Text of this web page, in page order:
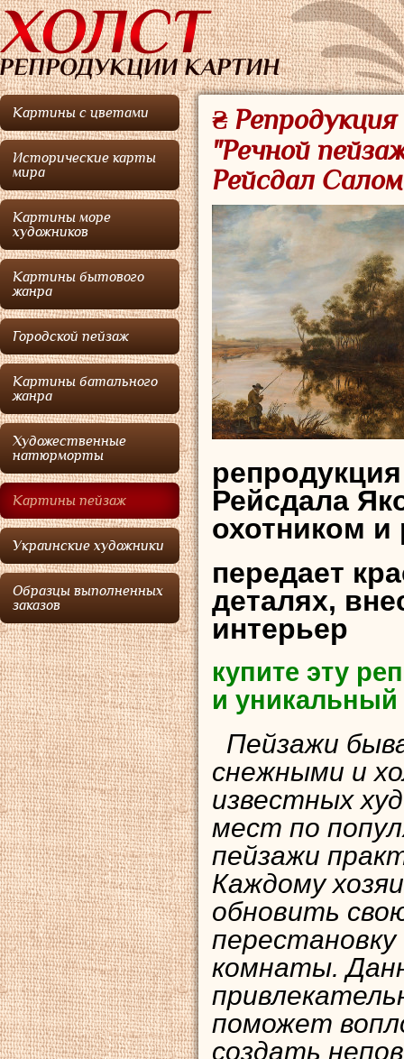
Картины с цветами
Исторические карты
мира
Картины море
художников
Картины бытового
жанра
Городской пейзаж
Картины батального
жанра
Художественные
натюрморты
Картины пейзаж
Украинские художники
Образцы выполненных
заказов
₴
"Речной
Рейсдал
Рейсдала
охотником
передает
деталях,
интерьер
купите эту
и
Пейзажи
снежными и
известных
мест по
пейзажи
Каждому
обновить
комнаты.
поможет
создать